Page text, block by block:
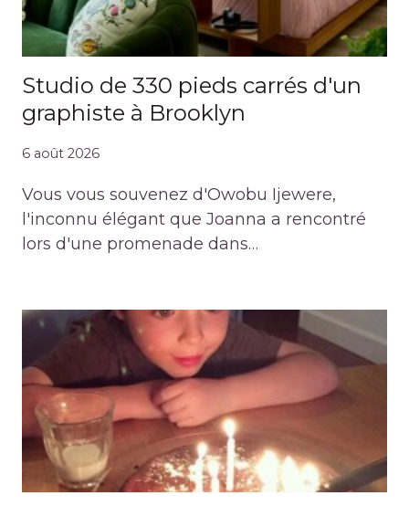
Studio de 330 pieds carrés d'un
graphiste à Brooklyn
6 août 2026
Vous vous souvenez d'Owobu Ijewere,
l'inconnu élégant que Joanna a rencontré
lors d'une promenade dans…